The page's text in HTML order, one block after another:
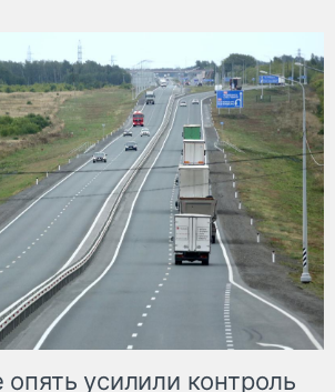
опять усилили контроль